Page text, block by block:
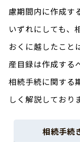
慮期間内に作成す
いずれにしても、
おくに越したこと
産目録は作成する
相続手続に関する
しく解説しており
相続手続